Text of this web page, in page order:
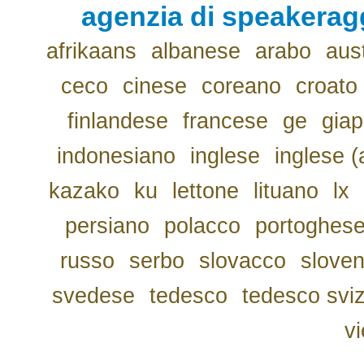
agenzia di
afrikaans albanese arabo
ceco
cinese coreano
croato
finlandese
francese ge
indonesiano
inglese
inglese
kazako
ku lettone lituano lx
persiano
polacco
russo
serbo slovacco
svedese
tedesco
tedesco